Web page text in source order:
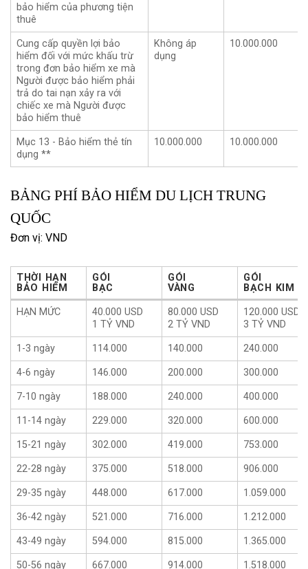
bảo hiểm của phương tiện
thuê
Cung cấp quyền lợi bảo
hiểm đối với mức khấu trừ
trong đơn bảo hiểm xe mà
Người được bảo hiểm phải
trả do tai nạn xảy ra với
chiếc xe mà Người được
bảo hiểm thuê
Không áp
dụng
10.000.000
Mục 13 - Bảo hiểm thẻ tín
dụng **
10.000.000 10.000.000
BẢNG PHÍ BẢO HIỂM DU LỊCH TRUNG
QUỐC
Đơn vị: VND
THỜI HẠN
BẢO HIỂM
GÓI
BẠC
GÓI
VÀNG
GÓI
BẠCH KIM
THỜI HẠN
BẢO HIỂM
GÓI
BẠC
GÓI
VÀNG
GÓI
BẠCH KIM
HẠN MỨC
40.000 USD
1 TỶ VND
80.000 USD
2 TỶ VND
120.000 USD
3 TỶ VND
1-3 ngày 114.000 140.000 240.000
4-6 ngày 146.000 200.000 300.000
7-10 ngày 188.000 240.000 400.000
11-14 ngày 229.000 320.000 600.000
15-21 ngày 302.000 419.000 753.000
22-28 ngày 375.000 518.000 906.000
29-35 ngày 448.000 617.000 1.059.000
36-42 ngày 521.000 716.000 1.212.000
43-49 ngày 594.000 815.000 1.365.000
50-56 ngày 667.000 914.000 1.518.000